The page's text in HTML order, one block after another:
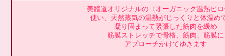
美體道オリジナルの〈オーガニック温熱ピ
使い、天然蒸気の温熱がじっくりと体温め
凝り固まって緊張した筋肉を緩め
筋膜ストレッチで骨格、筋肉、筋膜に
アプローチかけてゆきます